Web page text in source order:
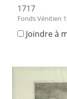
1717
Fonds Vénitien
Joindre à